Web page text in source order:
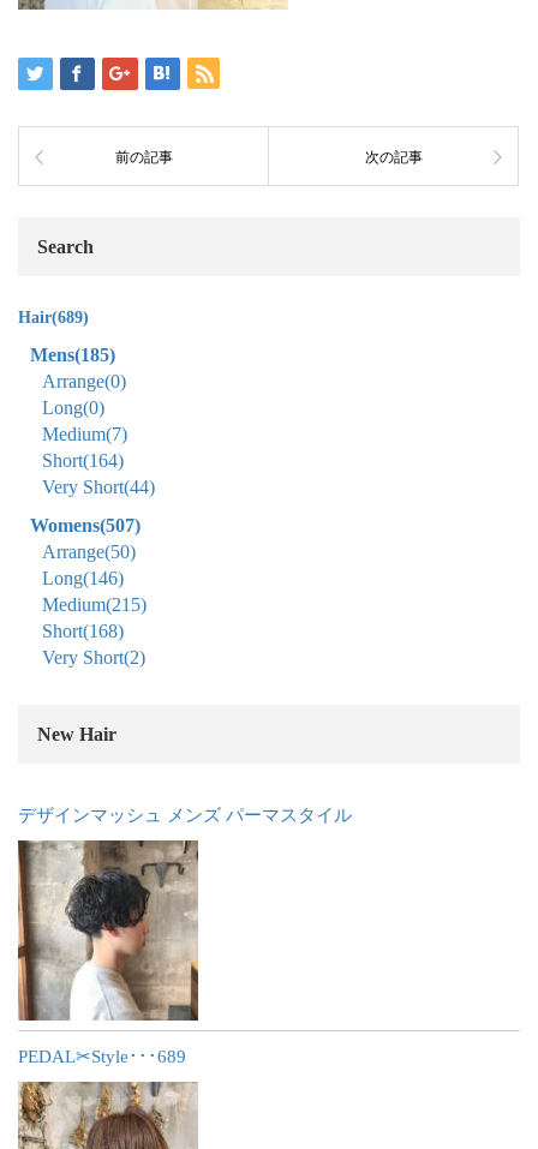
前の記事 次の記事
Search
Hair(689)
Mens(185)
Arrange(0)
Long(0)
Medium(7)
Short(164)
Very Short(44)
Womens(507)
Arrange(50)
Long(146)
Medium(215)
Short(168)
Very Short(2)
New Hair
デザインマッシュ メンズ パーマスタイル
PEDAL✂︎Style･･･689